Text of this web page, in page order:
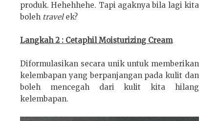
produk. Hehehhehe. Tapi agaknya bila lagi kita
boleh travelek?
Langkah 2 : Cetaphil Moisturizing Cream
Diformulasikan secara unik untuk memberikan
kelembapan yang berpanjangan pada kulit dan
boleh mencegah dari kulit kita hilang
kelembapan.